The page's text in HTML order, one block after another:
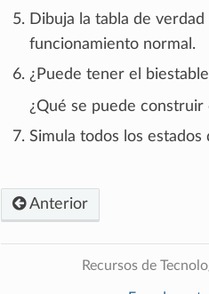
Dibuja la tabla de
funcionamiento normal.
¿Puede tener el
¿Qué se puede construir
Simula todos los
Anterior
Recursos de